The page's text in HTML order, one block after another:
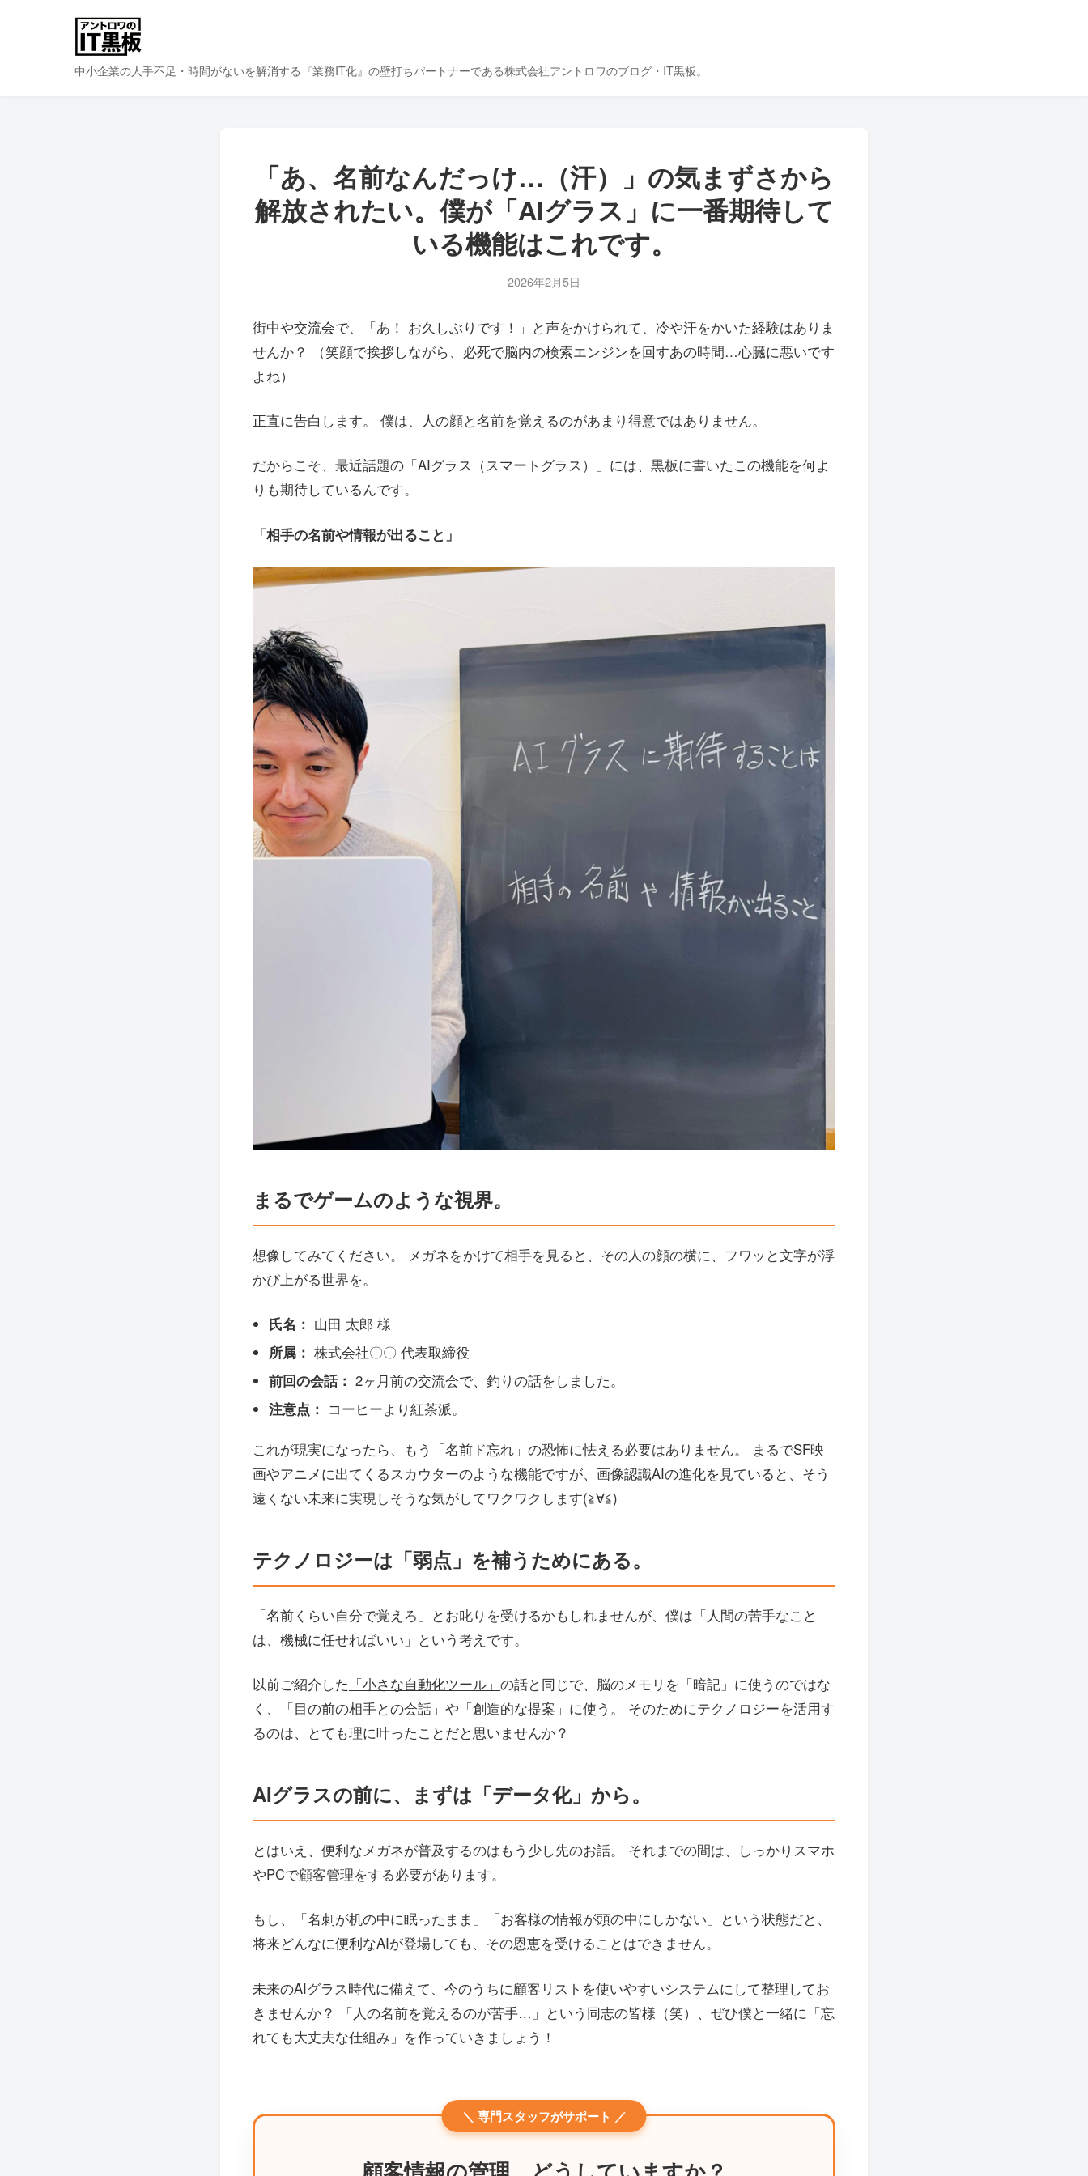
中小企業の人手不足・時間がないを解消する『業務IT化』の壁打ちパートナーである株式会社アントロワのブログ・IT黒板。
「あ、名前なんだっけ…（汗）」の気まずさから
解放されたい。僕が「AIグラス」に一番期待して
いる機能はこれです。
2026年2月5日
街中や交流会で、「あ！ お久しぶりです！」と声をかけられて、冷や汗をかいた経験はありま
せんか？ （笑顔で挨拶しながら、必死で脳内の検索エンジンを回すあの時間…心臓に悪いです
よね）
正直に告白します。 僕は、人の顔と名前を覚えるのがあまり得意ではありません。
だからこそ、最近話題の「AIグラス（スマートグラス）」には、黒板に書いたこの機能を何よ
りも期待しているんです。
「相手の名前や情報が出ること」
まるでゲームのような視界。
想像してみてください。 メガネをかけて相手を見ると、その人の顔の横に、フワッと文字が浮
かび上がる世界を。
氏名： 山田 太郎 様
所属： 株式会社〇〇 代表取締役
前回の会話： 2ヶ月前の交流会で、釣りの話をしました。
注意点： コーヒーより紅茶派。
これが現実になったら、もう「名前ド忘れ」の恐怖に怯える必要はありません。 まるでSF映
画やアニメに出てくるスカウターのような機能ですが、画像認識AIの進化を見ていると、そう
遠くない未来に実現しそうな気がしてワクワクします(≧∀≦)
テクノロジーは「弱点」を補うためにある。
「名前くらい自分で覚えろ」とお叱りを受けるかもしれませんが、僕は「人間の苦手なこと
は、機械に任せればいい」という考えです。
以前ご紹介した 「小さな自動化ツール」 の話と同じで、脳のメモリを「暗記」に使うのではな
く、「目の前の相手との会話」や「創造的な提案」に使う。 そのためにテクノロジーを活用す
るのは、とても理に叶ったことだと思いませんか？
AIグラスの前に、まずは「データ化」から。
とはいえ、便利なメガネが普及するのはもう少し先のお話。 それまでの間は、しっかりスマホ
やPCで顧客管理をする必要があります。
もし、「名刺が机の中に眠ったまま」「お客様の情報が頭の中にしかない」という状態だと、
将来どんなに便利なAIが登場しても、その恩恵を受けることはできません。
未来のAIグラス時代に備えて、今のうちに顧客リストを使いやすいシステムにして整理してお
きませんか？ 「人の名前を覚えるのが苦手…」という同志の皆様（笑）、ぜひ僕と一緒に「忘
れても大丈夫な仕組み」を作っていきましょう！
＼ 専門スタッフがサポート ／